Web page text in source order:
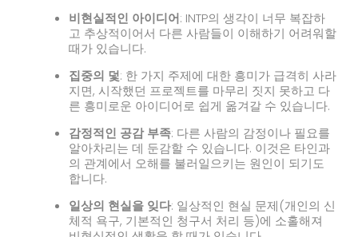
비현실적인 아이디어: INTP의 생각이 너무 복잡하
고 추상적이어서 다른 사람들이 이해하기 어려워할
때가 있습니다.
집중의 덫: 한 가지 주제에 대한 흥미가 급격히 사라
지면, 시작했던 프로젝트를 마무리 짓지 못하고 다
른 흥미로운 아이디어로 쉽게 옮겨갈 수 있습니다.
감정적인 공감 부족: 다른 사람의 감정이나 필요를
알아차리는 데 둔감할 수 있습니다. 이것은 타인과
의 관계에서 오해를 불러일으키는 원인이 되기도
합니다.
일상의 현실을 잊다: 일상적인 현실 문제(개인의 신
체적 욕구, 기본적인 청구서 처리 등)에 소홀해져